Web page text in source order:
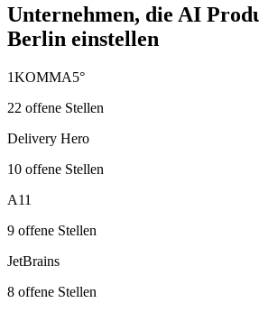
Unternehmen, die AI
Berlin einstellen
1KOMMA5°
22 offene Stellen
Delivery Hero
10 offene Stellen
A11
9 offene Stellen
JetBrains
8 offene Stellen